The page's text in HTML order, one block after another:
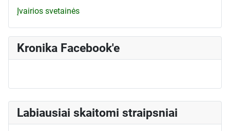
Įvairios svetainės
Kronika Facebook'e
Labiausiai skaitomi straipsniai